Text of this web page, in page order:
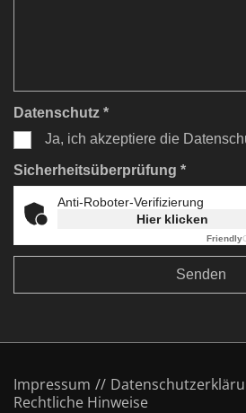
Datenschutz *
Ja, ich akzeptiere die
Sicherheitsüberprüfung *
Anti-Roboter-Verifizierung
Hier klicken
Friendly
Impressum
Rechtliche Hinweise